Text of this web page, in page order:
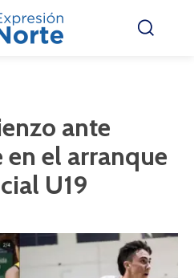
ante
en el arranque
U19